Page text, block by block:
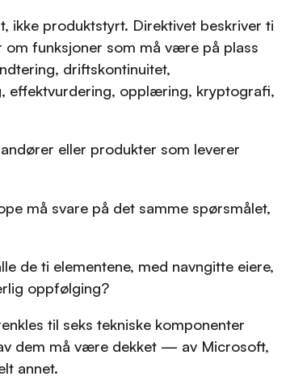
ikke produktstyrt. Direktivet beskriver ti
om funksjoner som må være på plass
driftskontinuitet,
effektvurdering, opplæring, kryptografi,
eller produkter som leverer
må svare på det samme spørsmålet,
de ti elementene, med navngitte eiere,
oppfølging?
til seks tekniske komponenter
dem må være dekket — av Microsoft,
annet.